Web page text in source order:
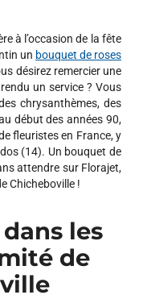
à l’occasion de la fête
un bouquet de roses
désirez remercier une
un service ? Vous
chrysanthèmes, des
début des années 90,
fleuristes en France, y
(14). Un bouquet de
attendre sur Florajet,
Chicheboville !
les
de